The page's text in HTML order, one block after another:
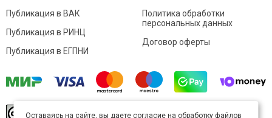
Публикация в ВАК
Публикация в РИНЦ
Публикация в ЕГПНИ
Политика обработки
персональных данных
Договор оферты
Оставаясь на сайте, вы даете согласие на обработку файлов